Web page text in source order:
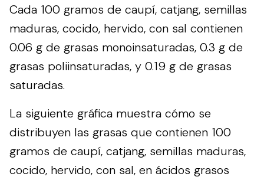
Cada 100 gramos de caupí, catjang, semillas
maduras, cocido, hervido, con sal contienen
0.06 g de grasas monoinsaturadas, 0.3 g de
grasas poliinsaturadas, y 0.19 g de grasas
saturadas.
La siguiente gráfica muestra cómo se
distribuyen las grasas que contienen 100
gramos de caupí, catjang, semillas maduras,
cocido, hervido, con sal, en ácidos grasos